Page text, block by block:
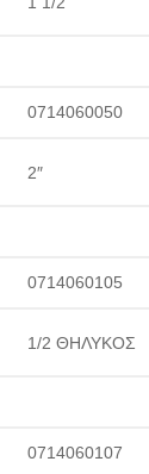
0714060050
2″
0714060105
1/2 ΘΗΛΥΚΟΣ
0714060107